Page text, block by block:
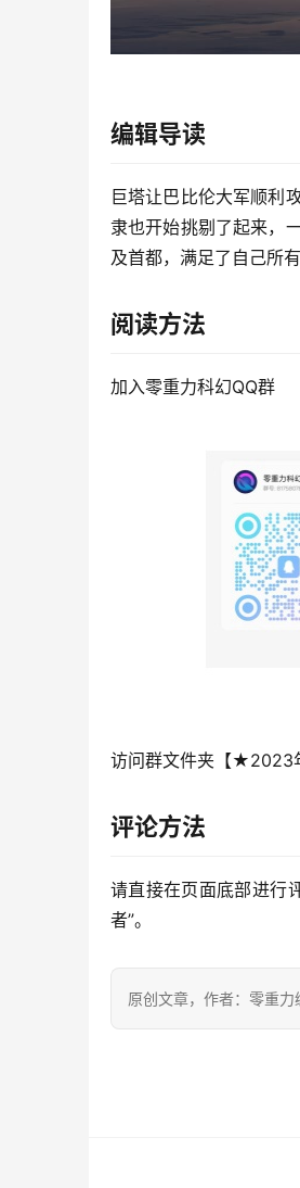
编辑导读
巨塔让巴比伦大军顺利
隶也开始挑剔了起来，
及首都，满足了自己所
阅读方法
加入零重力科幻QQ群
访问群文件夹【★2023
评论方法
请直接在页面底部进行
者”。
原创文章，作者：零重力